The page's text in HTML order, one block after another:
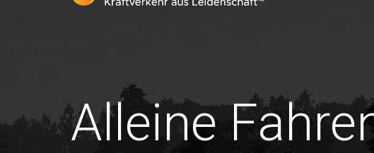
Alleine